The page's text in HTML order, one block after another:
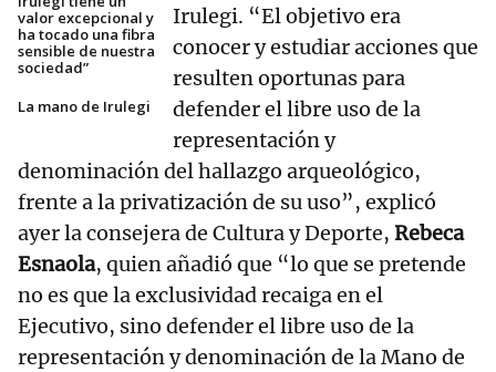
valor excepcional y
ha tocado una fibra
sensible de nuestra
sociedad”
La mano de Irulegi
Irulegi. “El objetivo era
conocer y estudiar acciones que
resulten oportunas para
defender el libre uso de la
representación y
denominación del hallazgo arqueológico,
frente a la privatización de su uso”, explicó
ayer la consejera de Cultura y Deporte, Rebeca
Esnaola, quien añadió que “lo que se pretende
no es que la exclusividad recaiga en el
Ejecutivo, sino defender el libre uso de la
representación y denominación de la Mano de